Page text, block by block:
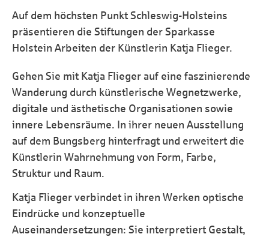
Auf dem höchsten Punkt Schleswig-Holsteins
präsentieren die Stiftungen der Sparkasse
Holstein Arbeiten der Künstlerin Katja Flieger.
Gehen Sie mit Katja Flieger auf eine faszinierende
Wanderung durch künstlerische Wegnetzwerke,
digitale und ästhetische Organisationen sowie
innere Lebensräume. In ihrer neuen Ausstellung
auf dem Bungsberg hinterfragt und erweitert die
Künstlerin Wahrnehmung von Form, Farbe,
Struktur und Raum.
Katja Flieger verbindet in ihren Werken optische
Eindrücke und konzeptuelle
Auseinandersetzungen: Sie interpretiert Gestalt,